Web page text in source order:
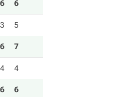
6 6
3 5
6 7
4 4
6 6